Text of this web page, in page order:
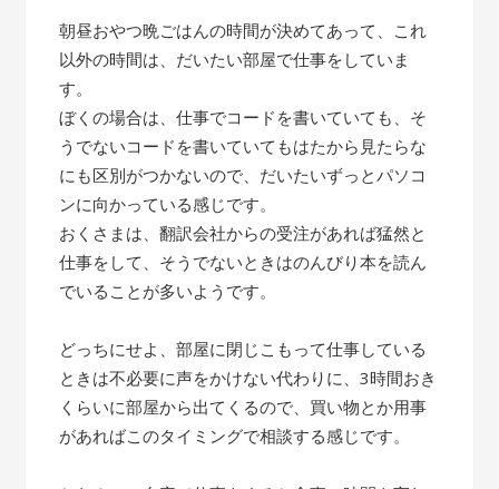
朝昼おやつ晩ごはんの時間が決めてあって、これ
以外の時間は、だいたい部屋で仕事をしていま
す。
ぼくの場合は、仕事でコードを書いていても、そ
うでないコードを書いていてもはたから見たらな
にも区別がつかないので、だいたいずっとパソコ
ンに向かっている感じです。
おくさまは、翻訳会社からの受注があれば猛然と
仕事をして、そうでないときはのんびり本を読ん
でいることが多いようです。
どっちにせよ、部屋に閉じこもって仕事している
ときは不必要に声をかけない代わりに、3時間おき
くらいに部屋から出てくるので、買い物とか用事
があればこのタイミングで相談する感じです。